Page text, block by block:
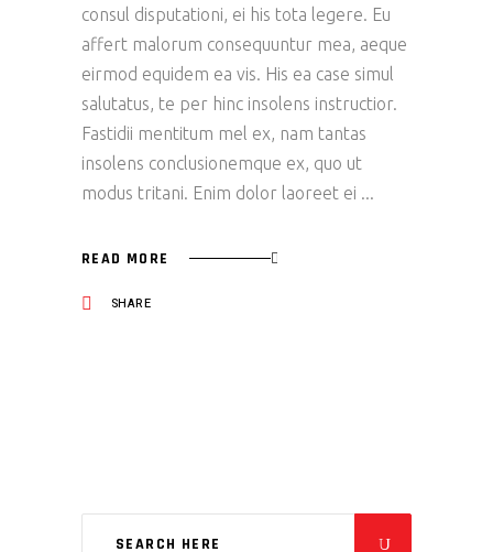
consul disputationi, ei his tota legere. Eu
affert malorum consequuntur mea, aeque
eirmod equidem ea vis. His ea case simul
salutatus, te per hinc insolens instructior.
Fastidii mentitum mel ex, nam tantas
insolens conclusionemque ex, quo ut
modus tritani. Enim dolor laoreet ei
READ MORE
SHARE